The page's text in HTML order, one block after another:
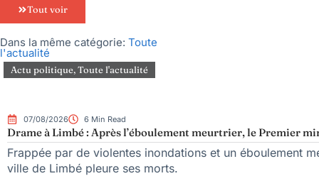
Tout voir
Dans la même catégorie: Toute
l'actualité
Actu politique,Toute l'actualité
07/08/2026 6 Min Read
Drame à Limbé : Après l’éboulement meurtrier, le Premier
Frappée par de violentes inondations et un éboulement
ville de Limbé pleure ses morts.